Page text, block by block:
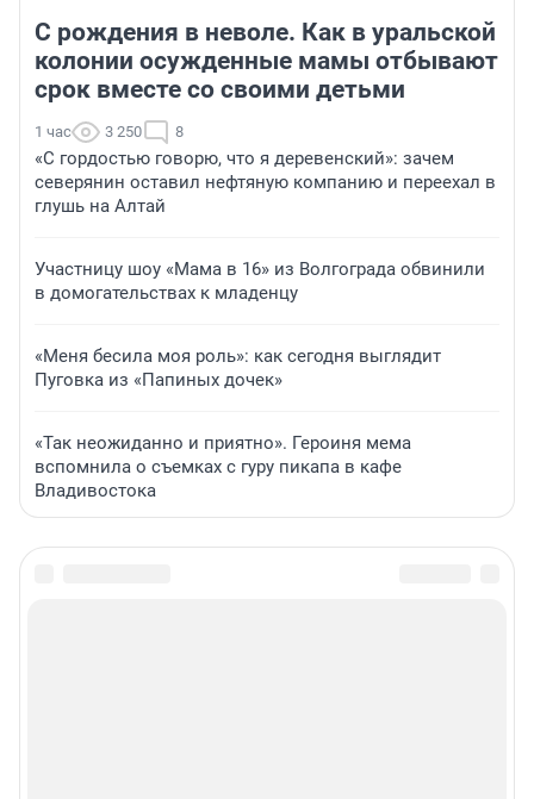
С рождения в неволе. Как в уральской
колонии осужденные мамы отбывают
срок вместе со своими детьми
1 час 3 250 8
«С гордостью говорю, что я деревенский»: зачем
северянин оставил нефтяную компанию и переехал в
глушь на Алтай
Участницу шоу «Мама в 16» из Волгограда обвинили
в домогательствах к младенцу
«Меня бесила моя роль»: как сегодня выглядит
Пуговка из «Папиных дочек»
«Так неожиданно и приятно». Героиня мема
вспомнила о съемках с гуру пикапа в кафе
Владивостока